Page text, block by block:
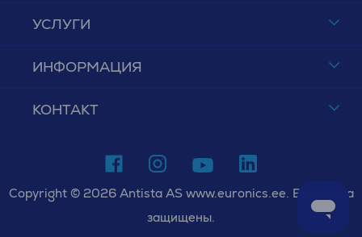
УСЛУГИ
ИНФОРМАЦИЯ
КОНТАКТ
Copyright © 2026 Antista AS www.euronics.ee. Все права
защищены.